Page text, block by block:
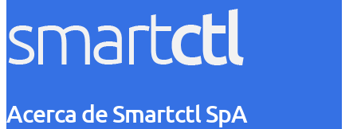
Acerca de Smartctl SpA